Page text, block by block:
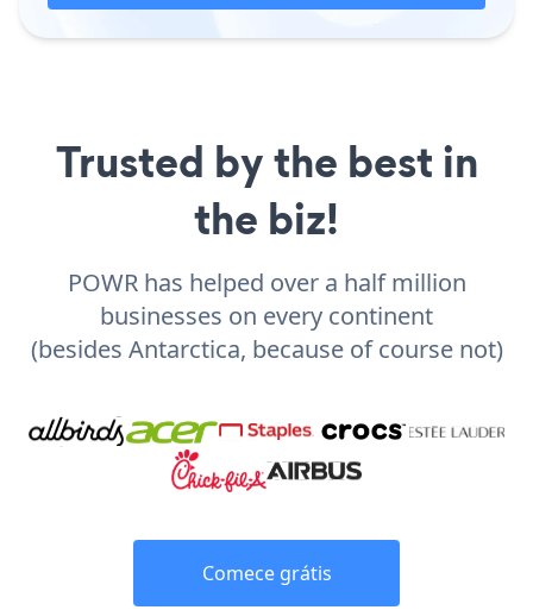
Trusted by the best in
the biz!
POWR has helped over a half million
businesses on every continent
(besides Antarctica, because of course not)
Comece grátis